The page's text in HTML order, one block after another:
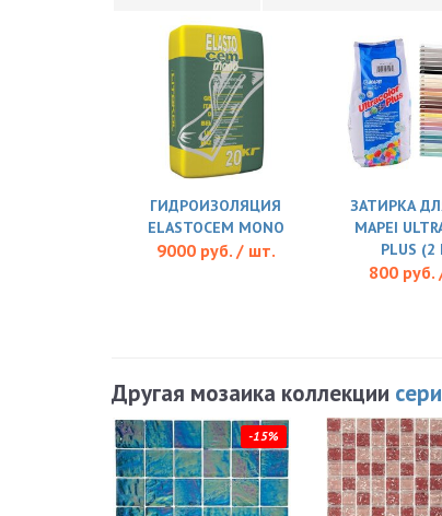
ГИДРОИЗОЛЯЦИЯ
ELASTOCEM MONO
9000 руб. / шт.
ЗАТИРКА
MAPEI
PLUS (2
800
Другая мозаика коллекции
-15%